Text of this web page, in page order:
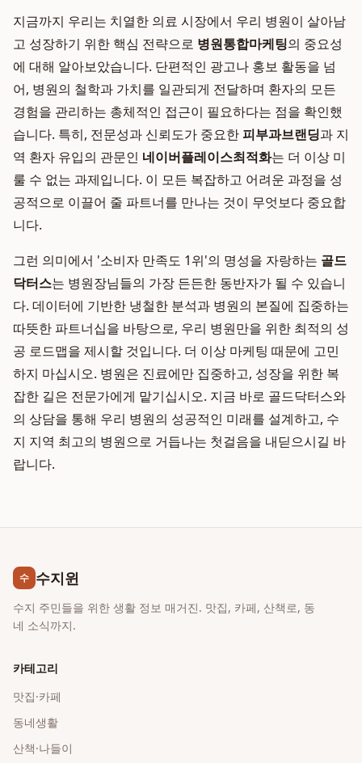
지금까지 우리는 치열한 의료 시장에서 우리 병원이 살아남
고 성장하기 위한 핵심 전략으로 병원통합마케팅의 중요성
에 대해 알아보았습니다. 단편적인 광고나 홍보 활동을 넘
어, 병원의 철학과 가치를 일관되게 전달하며 환자의 모든
경험을 관리하는 총체적인 접근이 필요하다는 점을 확인했
습니다. 특히, 전문성과 신뢰도가 중요한피부과브랜딩과 지
역 환자 유입의 관문인 네이버플레이스최적화는 더 이상 미
룰 수 없는 과제입니다. 이 모든 복잡하고 어려운 과정을 성
공적으로 이끌어 줄 파트너를 만나는 것이 무엇보다 중요합
니다.
그런 의미에서 '소비자 만족도 1위'의 명성을 자랑하는 골드
닥터스는 병원장님들의 가장 든든한 동반자가 될 수 있습니
다. 데이터에 기반한 냉철한 분석과 병원의 본질에 집중하는
따뜻한 파트너십을 바탕으로, 우리 병원만을 위한 최적의 성
공 로드맵을 제시할 것입니다. 더 이상 마케팅 때문에 고민
하지 마십시오. 병원은 진료에만 집중하고, 성장을 위한 복
잡한 길은 전문가에게 맡기십시오. 지금 바로 골드닥터스와
의 상담을 통해 우리 병원의 성공적인 미래를 설계하고, 수
지 지역 최고의 병원으로 거듭나는 첫걸음을 내딛으시길 바
랍니다.
수 수지윈
수지 주민들을 위한 생활 정보 매거진. 맛집, 카페, 산책로, 동
네 소식까지.
카테고리
맛집·카페
동네생활
산책·나들이